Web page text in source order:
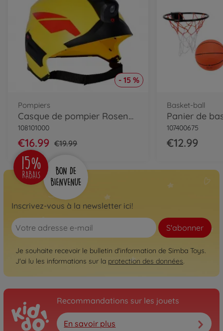
- 15 %
Pompiers
Casque de pompier Rosenbauer avec. lumiè
108101000
€16.99 €19.99
Basket-ball
Panier de
107400675
€12.99
Inscrivez-vous à la newsletter ici!
S'abonner
Je souhaite recevoir le bulletin d'information de Simba Toys.
J'ai lu les informations sur la protection des données.
Recommandations sur les jouets
En savoir plus